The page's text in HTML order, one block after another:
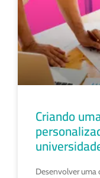
Criando
Desenvolver uma